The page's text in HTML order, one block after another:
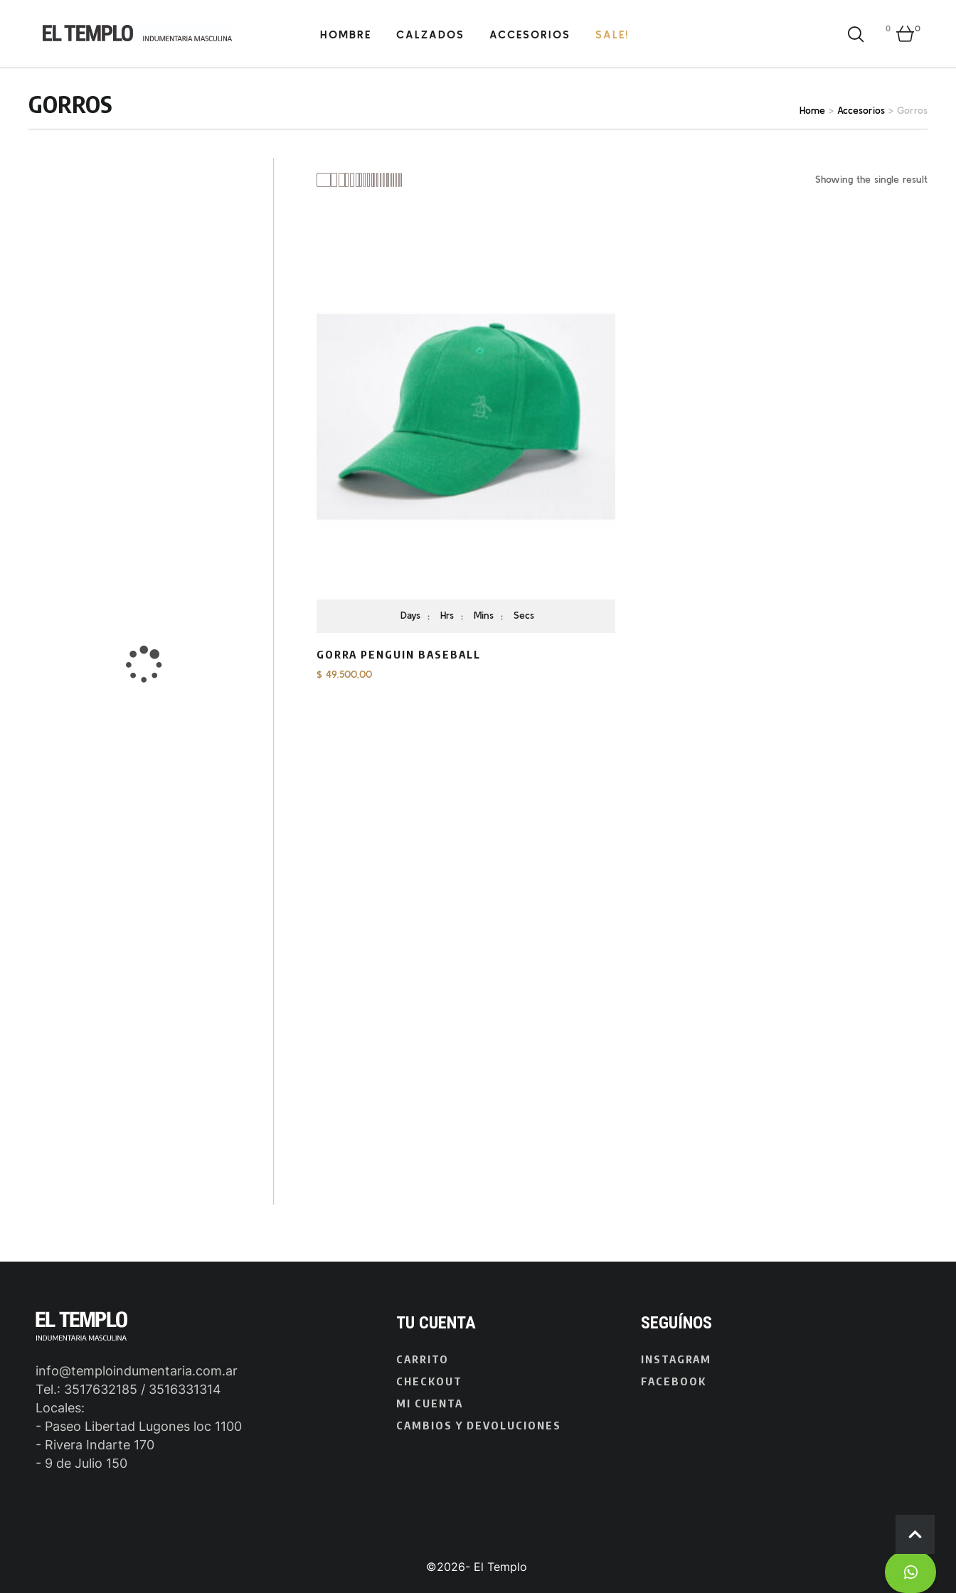
HOMBRE CALZADOS ACCESORIOS SALE! 0 0
GORROS Home > Accesorios > Gorros
Showing the single result
Days : Hrs : Mins : Secs
SELECT OPTIONS
GORRA PENGUIN BASEBALL
$ 49.500,00
info@temploindumentaria.com.ar
Tel.: 3517632185 / 3516331314
Locales:
- Paseo Libertad Lugones loc 1100
- Rivera Indarte 170
- 9 de Julio 150
TU CUENTA
CARRITO
CHECKOUT
MI CUENTA
CAMBIOS Y DEVOLUCIONES
SEGUÍNOS
INSTAGRAM
FACEBOOK
©2026- El Templo